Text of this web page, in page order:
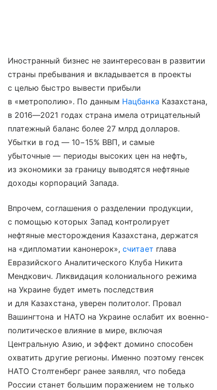
Иностранный бизнес не заинтересован в развитии
страны пребывания и вкладывается в проекты
с целью быстро вывести прибыли
в «метрополию». По данным Нацбанка Казахстана,
в 2016—2021 годах страна имела отрицательный
платежный баланс более 27 млрд долларов.
Убытки в год — 10−15% ВВП, и самые
убыточные — периоды высоких цен на нефть,
из экономики за границу выводятся нефтяные
доходы корпораций Запада.
Впрочем, соглашения о разделении продукции,
с помощью которых Запад контролирует
нефтяные месторождения Казахстана, держатся
на «дипломатии канонерок»,считает глава
Евразийского Аналитического Клуба Никита
Мендкович. Ликвидация колониального режима
на Украине будет иметь последствия
и для Казахстана, уверен политолог. Провал
Вашингтона и НАТО на Украине ослабит их военно-
политическое влияние в мире, включая
Центральную Азию, и эффект домино способен
охватить другие регионы. Именно поэтому генсек
НАТО Столтенберг ранее заявлял, что победа
России станет большим поражением не только